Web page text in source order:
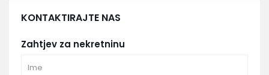
KONTAKTIRAJTE NAS
Zahtjev za nekretninu